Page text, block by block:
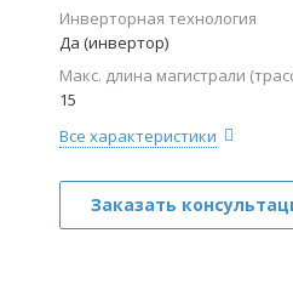
Инверторная технология
Да (инвертор)
Макс. длина магистрали
15
Все характеристики
Заказать